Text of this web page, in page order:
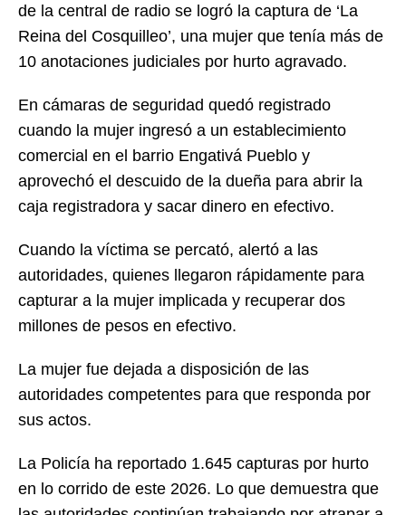
de la central de radio se logró la captura de ‘La
Reina del Cosquilleo’, una mujer que tenía más de
10 anotaciones judiciales por hurto agravado.
En cámaras de seguridad quedó registrado
cuando la mujer ingresó a un establecimiento
comercial en el barrio Engativá Pueblo y
aprovechó el descuido de la dueña para abrir la
caja registradora y sacar dinero en efectivo.
Cuando la víctima se percató, alertó a las
autoridades, quienes llegaron rápidamente para
capturar a la mujer implicada y recuperar dos
millones de pesos en efectivo.
La mujer fue dejada a disposición de las
autoridades competentes para que responda por
sus actos.
La Policía ha reportado 1.645 capturas por hurto
en lo corrido de este 2026. Lo que demuestra que